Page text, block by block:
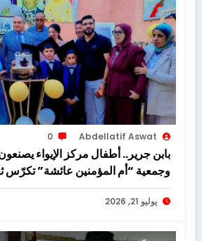
Abdellatif Aswat
0
بابن جرير.. أطفال مركز الإيواء
وجمعية “أم المؤمنين عائشة” تكرّس
يوليو 21, 2026